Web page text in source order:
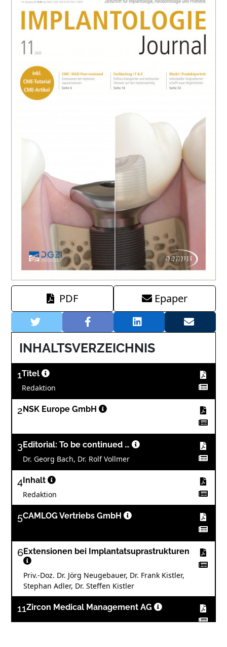
PDF Epaper
INHALTSVERZEICHNIS
1Titel
Redaktion
2 NSK Europe GmbH
3 Editorial: To be continued …
Dr. Georg Bach, Dr. Rolf Vollmer
4 Inhalt
Redaktion
5CAMLOG Vertriebs GmbH
6Extensionen bei Implantatsuprastrukturen
Priv.-Doz. Dr. Jörg Neugebauer, Dr. Frank Kistler,
Stephan Adler, Dr. Steffen Kistler
11Zircon Medical Management AG